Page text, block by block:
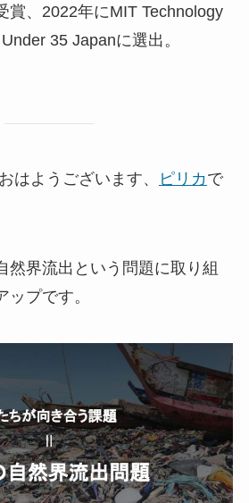
賞、2022年にMIT Technology
35 Japanに選出。
ようございます、 ピリカで
然界流出という問題に取り組
ップです。